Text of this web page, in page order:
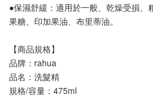
●保濕舒緩：適用於一般、乾燥受損
果糖、印加果油、布里蒂油。
【商品規格】
品牌：rahua
品名：洗髮精
規格/容量：475ml